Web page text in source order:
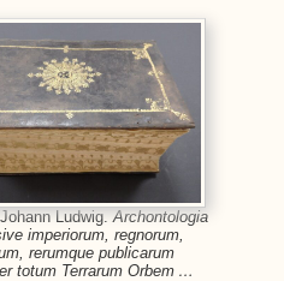
Ludwig.Archontologia
imperiorum, regnorum,
rerumque publicarum
totum Terrarum Orbem …